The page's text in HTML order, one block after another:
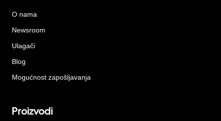
O nama
Newsroom
Ulagači
Blog
Mogućnost zapošljavanja
Proizvodi